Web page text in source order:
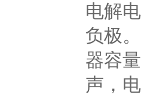
电解
负极
器容
声，